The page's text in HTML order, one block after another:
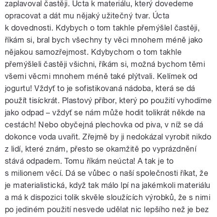
zaplavoval častěji. Úcta k materiálu, který dovedeme
opracovat a dát mu nějaký užitečný tvar. Úcta
k dovednosti. Kdybych o tom takhle přemýšlel častěji,
říkám si, bral bych všechny ty věci mnohem méně jako
nějakou samozřejmost. Kdybychom o tom takhle
přemýšleli častěji všichni, říkám si, možná bychom těmi
všemi věcmi mnohem méně také plýtvali. Kelímek od
jogurtu! Vždyť to je sofistikovaná nádoba, která se dá
použít tisíckrát. Plastový příbor, který po použití vyhodíme
jako odpad – vždyť se nám může hodit tolikrát někde na
cestách! Nebo obyčejná plechovka od piva, v níž se dá
dokonce voda uvařit. Zřejmě by ji nedokázal vyrobit nikdo
z lidí, které znám, přesto se okamžitě po vyprázdnění
stává odpadem. Tomu říkám neúcta! A tak je to
s milionem věcí. Dá se vůbec o naší společnosti říkat, že
je materialistická, když tak málo lpí na jakémkoli materiálu
a má k dispozici tolik skvěle sloužících výrobků, že s nimi
po jediném použití nesvede udělat nic lepšího než je bez